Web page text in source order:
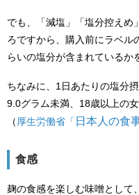
でも、「減塩」「塩分控えめ
ろですから、購入前にラベル
らいの塩分が含まれているか
ちなみに、1日あたりの塩分
9.0グラム未満、18歳以上の
（ 厚生労働省「 日本人の食
食感
麹の食感を楽しむ味噌として